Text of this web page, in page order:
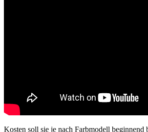
Kosten soll sie je nach Farbmodell beginnend